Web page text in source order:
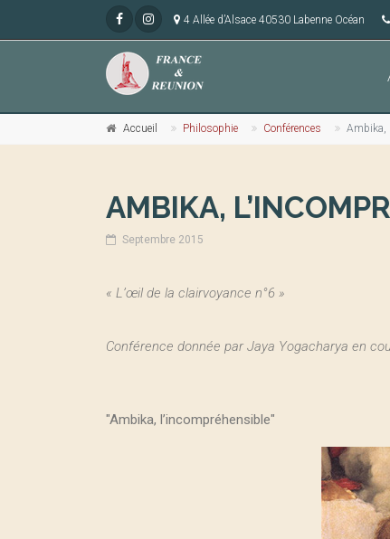
4 Allée d’Alsace 40530 Labenne Océan
Accueil Philosophie Conférences Ambika,
AMBIKA,
Septembre 2015
« L’œil de la clairvoyance n°6 »
Conférence donnée par Jaya Yogacharya en
"Ambika, l’incompréhensible"